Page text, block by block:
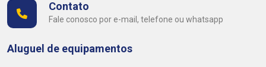
Contato
Fale conosco por e-mail, telefone ou whatsapp
Aluguel de equipamentos